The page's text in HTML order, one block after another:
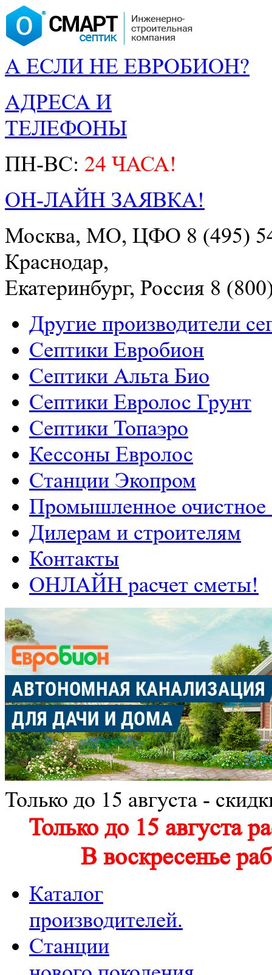
А ЕСЛИ НЕ ЕВРОБИОН?
АДРЕСА И
ТЕЛЕФОНЫ
ПН-ВС: 24 ЧАСА!
ОН-ЛАЙН ЗАЯВКА!
Москва, МО, ЦФО 8 (495)
Краснодар,
Екатеринбург, Россия 8
Другие производители
Септики Евробион
Септики Альта Био
Септики Евролос Грунт
Септики Топаэро
Кессоны Евролос
Станции Экопром
Промышленное очистное
Дилерам и строителям
Контакты
ОНЛАЙН расчет сметы!
Только до 15 августа -
Только до 15 августа
В воскресенье
Каталог
производителей.
Станции